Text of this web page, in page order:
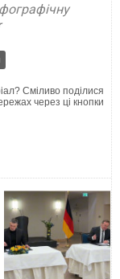
Сміливо поділися
через ці кнопки